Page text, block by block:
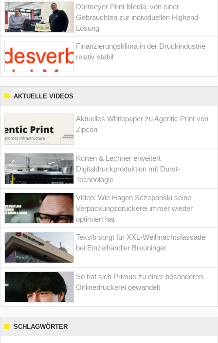
Dürmeyer Print Media: von einer
Gebrauchten zur individuellen Highend-
Lösung
Finanzierungsklima in der Druckindustrie
relativ stabil
AKTUELLE VIDEOS
Aktuelles Whitepaper zu Agentic Print von
Zipcon
Kürten & Lechner erweitert
Digitaldruckproduktion mit Durst-
Technologie
Video: Wie Hagen Sczepanski seine
Verpackungsdruckerei immer wieder
optimiert hat
Texsib sorgt für XXL-Weihnachtsfassade
bei Einzelhändler Breuninger
So hat sich Primus zu einer besonderen
Onlinedruckerei gewandelt
SCHLAGWÖRTER